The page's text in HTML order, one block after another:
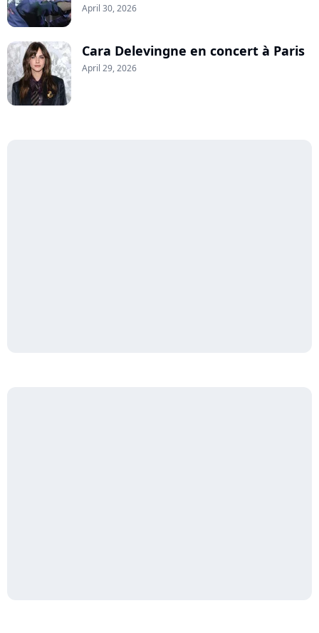
April 30, 2026
Cara Delevingne en concert à Paris
April 29, 2026